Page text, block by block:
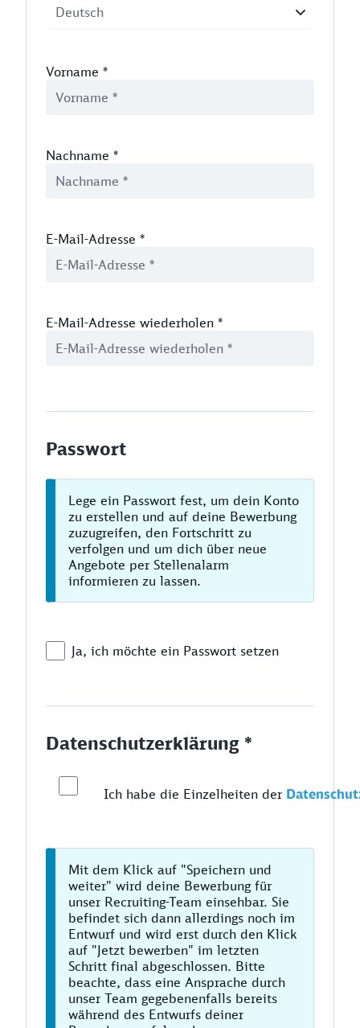
Vorname *
Nachname *
E-Mail-Adresse *
E-Mail-Adresse wiederholen *
Passwort
Lege ein Passwort fest, um dein Konto
zu erstellen und auf deine Bewerbung
zuzugreifen, den Fortschritt zu
verfolgen und um dich über neue
Angebote per Stellenalarm
informieren zu lassen.
Ja, ich möchte ein Passwort setzen
Datenschutzerklärung *
Ich habe die Einzelheiten der
Mit dem Klick auf "Speichern und
weiter" wird deine Bewerbung für
unser Recruiting-Team einsehbar. Sie
befindet sich dann allerdings noch im
Entwurf und wird erst durch den Klick
auf "Jetzt bewerben" im letzten
Schritt final abgeschlossen. Bitte
beachte, dass eine Ansprache durch
unser Team gegebenenfalls bereits
während des Entwurfs deiner